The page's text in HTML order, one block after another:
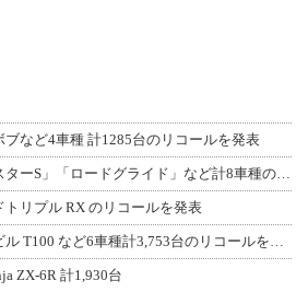
ブなど4車種 計1285台のリコールを発表
【ハーレー】「スポーツスターS」「ロードグライド」など計8車種のリコールを発表
トリプル RX のリコールを発表
【トライアンフ】ボンネビル T100 など6車種計3,753台のリコールを発表
ZX-6R 計1,930台